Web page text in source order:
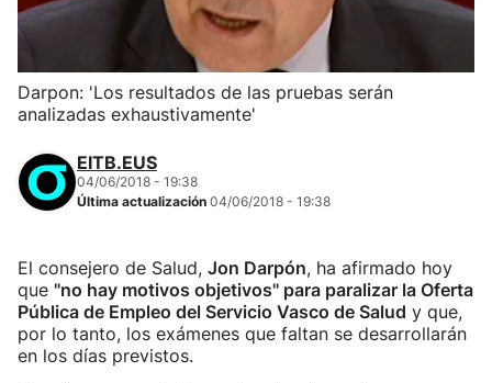
Darpon: 'Los resultados de las pruebas serán
analizadas exhaustivamente'
EITB.EUS
04/06/2018 - 19:38
Última actualización 04/06/2018 - 19:38
El consejero de Salud, Jon Darpón, ha afirmado hoy
que "no hay motivos objetivos" para paralizar la Oferta
Pública de Empleo del Servicio Vasco de Salud y que,
por lo tanto, los exámenes que faltan se desarrollarán
en los días previstos.